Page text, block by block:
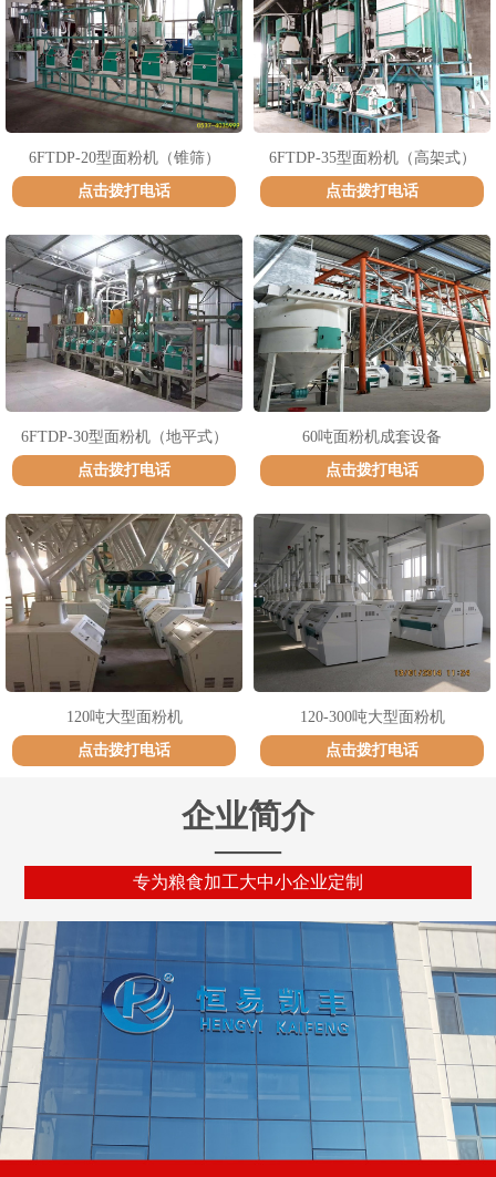
6FTDP-20型面粉机（锥筛）
点击拨打电话
6FTDP-35型面粉机（高架式）
点击拨打电话
6FTDP-30型面粉机（地平式）
点击拨打电话
60吨面粉机成套设备
点击拨打电话
120吨大型面粉机
点击拨打电话
120-300吨大型面粉机
点击拨打电话
企业简介
——
专为粮食加工大中小企业定制